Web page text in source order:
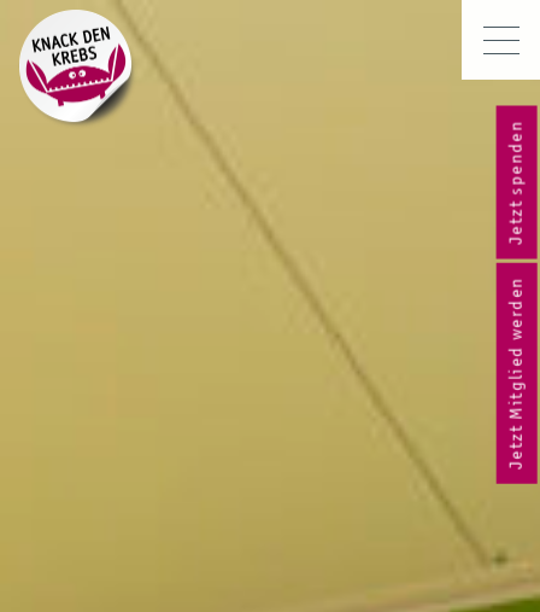
Jetzt spenden
Jetzt Mitglied werden